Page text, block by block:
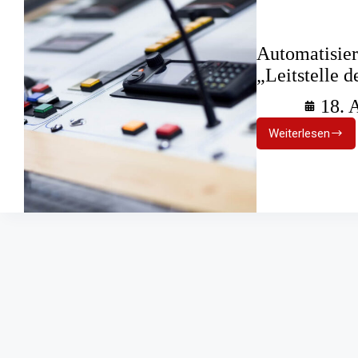
„Leitstelle
18.
Weiterlesen
und